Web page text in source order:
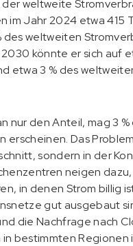
der weltweite
im Jahr 2024 etwa 415
des weltweiten
könnte er sich auf
etwa 3 % des
nur den Anteil, mag 3 %
erscheinen. Das
sondern in der
neigen
in denen Strom billig
gut ausgebaut
die Nachfrage nach
in bestimmten Regionen